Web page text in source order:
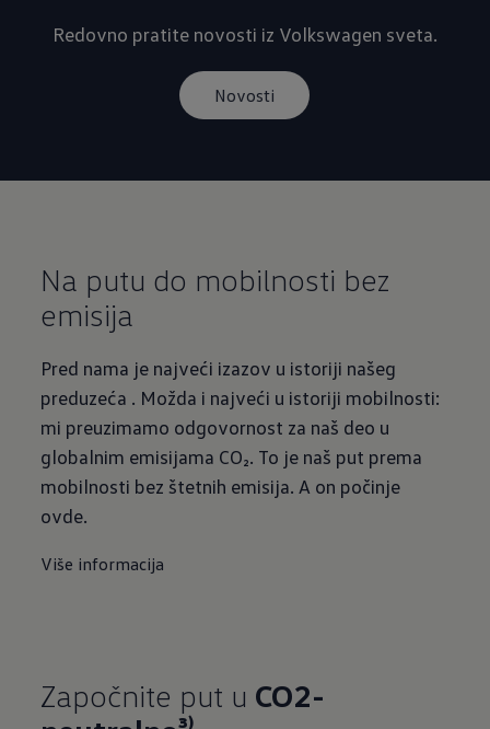
Redovno pratite novosti iz Volkswagen sveta.
Novosti
Na putu do mobilnosti bez
emisija
Pred nama je najveći izazov u istoriji našeg
preduzeća . Možda i najveći u istoriji mobilnosti:
mi preuzimamo odgovornost za naš deo u
globalnim emisijama CO₂. To je naš put prema
mobilnosti bez štetnih emisija. A on počinje
ovde.
Više informacija
Započnite put u CO2-